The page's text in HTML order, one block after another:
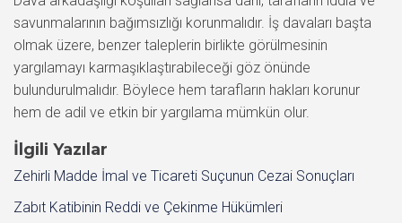
savunmalarının bağımsızlığı korunmalıdır. İş davaları başta
olmak üzere, benzer taleplerin birlikte görülmesinin
yargılamayı karmaşıklaştırabileceği göz önünde
bulundurulmalıdır. Böylece hem tarafların hakları korunur
hem de adil ve etkin bir yargılama mümkün olur.
İlgili Yazılar
Zehirli Madde İmal ve Ticareti Suçunun Cezai Sonuçları
Zabıt Katibinin Reddi ve Çekinme Hükümleri